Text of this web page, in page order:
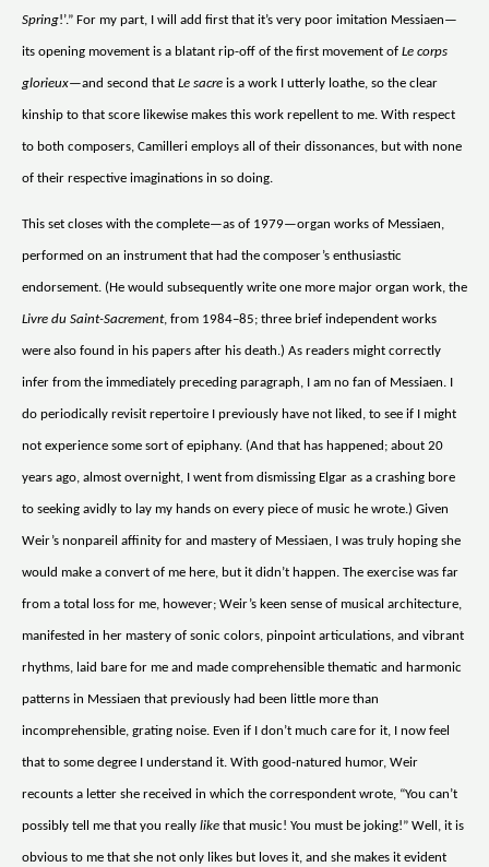
Spring!’.” For my part, I will add first that it’s very poor imitation Messiaen—
its opening movement is a blatant rip-off of the first movement of Le corps
glorieux—and second that Le sacre is a work I utterly loathe, so the clear
kinship to that score likewise makes this work repellent to me. With respect
to both composers, Camilleri employs all of their dissonances, but with none
of their respective imaginations in so doing.
This set closes with the complete—as of 1979—organ works of Messiaen,
performed on an instrument that had the composer’s enthusiastic
endorsement. (He would subsequently write one more major organ work, the
Livre du Saint-Sacrement, from 1984–85; three brief independent works
were also found in his papers after his death.) As readers might correctly
infer from the immediately preceding paragraph, I am no fan of Messiaen. I
do periodically revisit repertoire I previously have not liked, to see if I might
not experience some sort of epiphany. (And that has happened; about 20
years ago, almost overnight, I went from dismissing Elgar as a crashing bore
to seeking avidly to lay my hands on every piece of music he wrote.) Given
Weir’s nonpareil affinity for and mastery of Messiaen, I was truly hoping she
would make a convert of me here, but it didn’t happen. The exercise was far
from a total loss for me, however; Weir’s keen sense of musical architecture,
manifested in her mastery of sonic colors, pinpoint articulations, and vibrant
rhythms, laid bare for me and made comprehensible thematic and harmonic
patterns in Messiaen that previously had been little more than
incomprehensible, grating noise. Even if I don’t much care for it, I now feel
that to some degree I understand it. With good-natured humor, Weir
recounts a letter she received in which the correspondent wrote, “You can’t
possibly tell me that you really like that music! You must be joking!” Well, it is
obvious to me that she not only likes but loves it, and she makes it evident